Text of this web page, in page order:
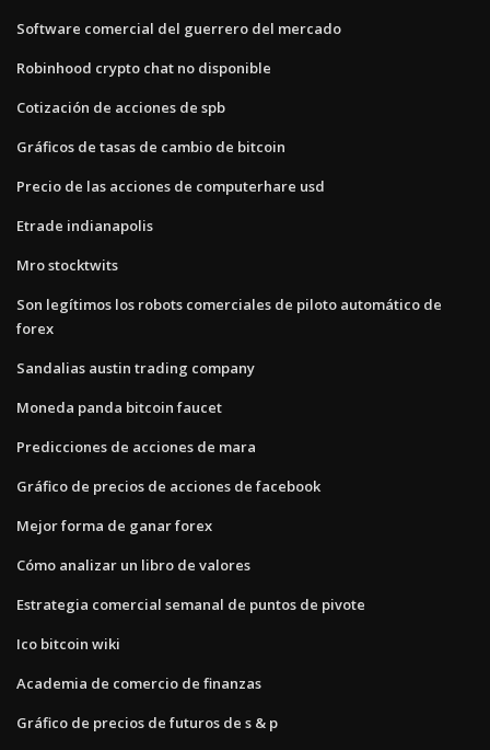
Software comercial del guerrero del mercado
Robinhood crypto chat no disponible
Cotización de acciones de spb
Gráficos de tasas de cambio de bitcoin
Precio de las acciones de computerhare usd
Etrade indianapolis
Mro stocktwits
Son legítimos los robots comerciales de piloto automático de
forex
Sandalias austin trading company
Moneda panda bitcoin faucet
Predicciones de acciones de mara
Gráfico de precios de acciones de facebook
Mejor forma de ganar forex
Cómo analizar un libro de valores
Estrategia comercial semanal de puntos de pivote
Ico bitcoin wiki
Academia de comercio de finanzas
Gráfico de precios de futuros de s & p